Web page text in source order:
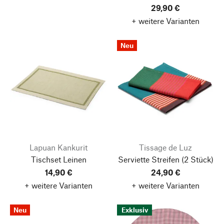
29,90 €
+ weitere Varianten
Lapuan Kankurit
Tischset Leinen
14,90 €
+ weitere Varianten
Neu
Tissage de Luz
Serviette Streifen (2 Stück)
24,90 €
+ weitere Varianten
Neu Exklusiv